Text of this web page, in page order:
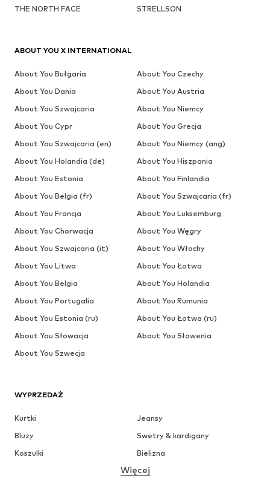
THE NORTH FACE
STRELLSON
WYPRZEDAŻ
Kurtki
Jeansy
Bluzy
Swetry & kardigany
Koszulki
Bielizna
Koszule
Więcej
ABOUT YOU X INTERNATIONAL
About You Bułgaria
About You Czechy
About You Dania
About You Austria
About You Szwajcaria
About You Niemcy
About You Cypr
About You Grecja
About You Szwajcaria (en)
About You Niemcy (ang)
About You Holandia (de)
About You Hiszpania
About You Estonia
About You Finlandia
About You Belgia (fr)
About You Szwajcaria (fr)
About You Francja
About You Luksemburg
About You Chorwacja
About You Węgry
About You Szwajcaria (it)
About You Włochy
About You Litwa
About You Łotwa
About You Belgia
About You Holandia
About You Portugalia
About You Rumunia
About You Estonia (ru)
About You Łotwa (ru)
About You Słowacja
About You Słowenia
About You Szwecja